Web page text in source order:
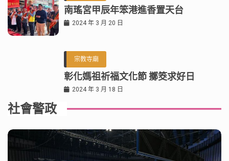
南瑤宮甲辰年笨港進香置天台
2024 年 3 月 20 日
宗教寺廟
彰化媽祖祈福文化節 擲筊求好日
2024 年 3 月 18 日
社會警政